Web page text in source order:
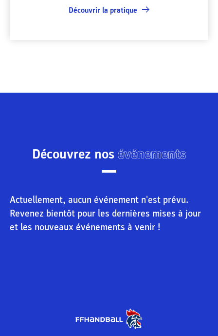
Découvrir la pratique
Découvrez nos événements
Actuellement, aucun événement n'est prévu.
Revenez bientôt pour les dernières mises à jour
et les nouveaux événements à venir !